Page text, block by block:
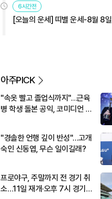
6시간전
[오늘의 운세] 띠별 운세-8월 8일
아주PICK
"속옷 빨고 졸업식까지"…근육
병 학생 돌본 공익, 코미디언 김
"경솔한 언행 깊이 반성"…고개
숙인 신동엽, 무슨 일이길래?
프로야구, 주말까지 전 경기 취
소…11일 재개·오후 7시 경기